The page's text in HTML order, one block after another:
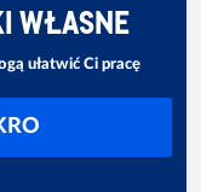
WŁASNE
ułatwić Ci pracę